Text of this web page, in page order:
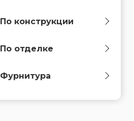
По конструкции
По отделке
Фурнитура